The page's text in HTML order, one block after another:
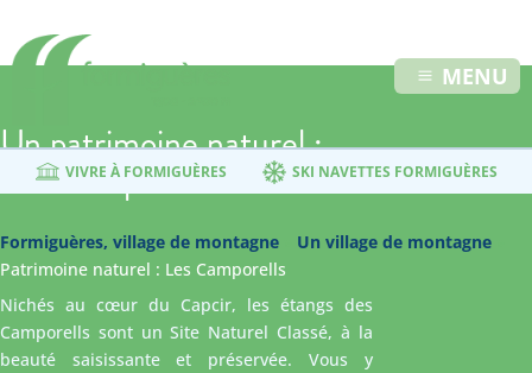
MENU
VIVRE À FORMIGUÈRES SKI NAVETTES FORMIGUÈRES
Un patrimoine naturel :
Les Camporells
Formiguères, village de montagne Un village de montagne
Patrimoine naturel : Les Camporells
Nichés au cœur du Capcir, les étangs des
Camporells sont un Site Naturel Classé, à la
beauté saisissante et préservée. Vous y